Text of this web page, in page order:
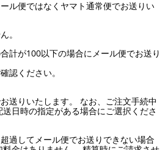
ル便ではなくヤマト通常便でお送りい
。
計が100以下の場合にメール便でお送り
認ください。
送りいたします。 なお、ご注文手続中
日時の指定がある場合にご選択くださ
過してメール便でお送りできない場合